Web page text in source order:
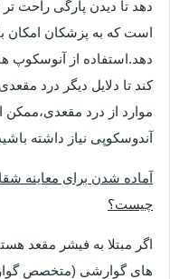
دهد تا دیدن پارگی راحت
است که به پزشکان امکان
دهد.استفاده از
کند تا دلایل دیگر درد
موارد از درد مقعدی،ممکن
آندوسکوپی نیاز داشته
آماده شدن برای معاینه
چیست؟
اگر مبتلا به فیشر مقعد
های گوارشی (متخصص